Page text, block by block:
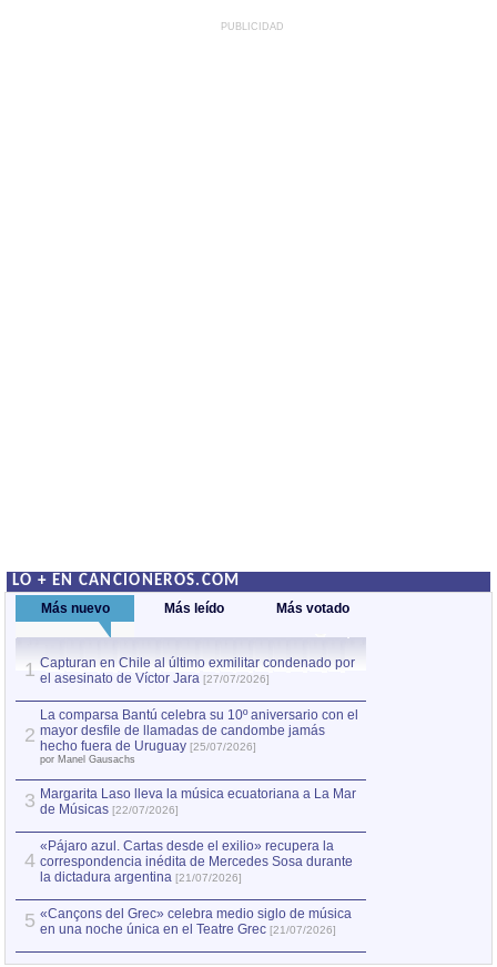
PUBLICIDAD
LO + EN CANCIONEROS.COM
Más nuevo Más leído Más votado
1 Capturan en Chile al último exmilitar condenado por
el asesinato de Víctor Jara [27/07/2026]
2
La comparsa Bantú celebra su 10º aniversario con el
mayor desfile de llamadas de candombe jamás
hecho fuera de Uruguay [25/07/2026]
por Manel Gausachs
3 Margarita Laso lleva la música ecuatoriana a La Mar
de Músicas [22/07/2026]
4
«Pájaro azul. Cartas desde el exilio» recupera la
correspondencia inédita de Mercedes Sosa durante
la dictadura argentina [21/07/2026]
5 «Cançons del Grec» celebra medio siglo de música
en una noche única en el Teatre Grec [21/07/2026]